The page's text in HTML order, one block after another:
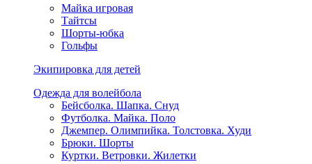
Майка игровая
Тайтсы
Шорты-юбка
Гольфы
Экипировка для детей
Одежда для волейбола
Бейсболка. Шапка. Снуд
Футболка. Майка. Поло
Джемпер. Олимпийка. Толстовка. Худи
Брюки. Шорты
Куртки. Ветровки. Жилетки